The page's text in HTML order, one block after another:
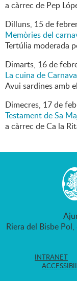
a càrrec de Pep
Dilluns, 15de
Memòries del
Tertúlia moderada
Dimarts, 16de
La cuina de
Avui sardines amb
Dimecres, 17de
Testament de Sa
a càrrec de Ca la
Riera del Bisbe
INTRANET